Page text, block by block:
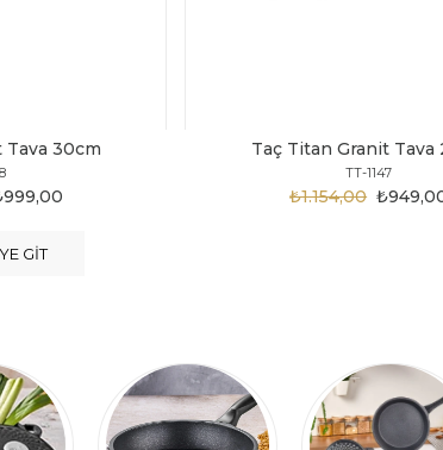
Tava 28cm Taç Titan Granit Tava
TT-1146
₺1.124,00
GIT